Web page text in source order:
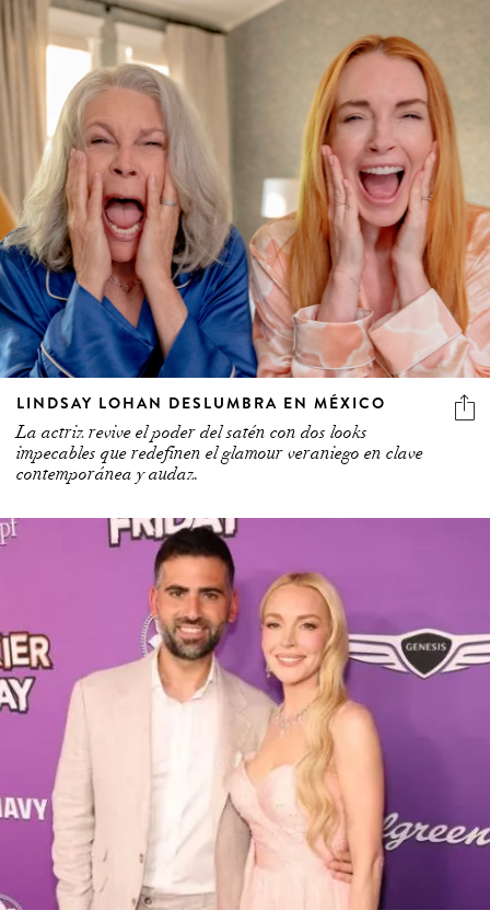
LINDSAY LOHAN DESLUMBRA EN MÉXICO
La actriz revive el poder del satén con dos looks
impecables que redefinen el glamour veraniego en clave
contemporánea y audaz.